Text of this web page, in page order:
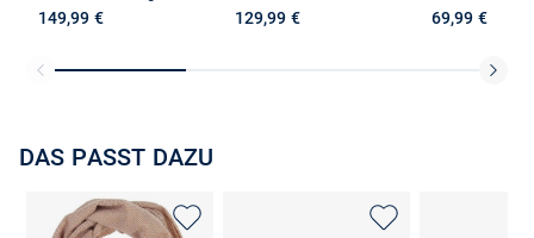
149,99 €
129,99 €
69,99 €
DAS PASST DAZU